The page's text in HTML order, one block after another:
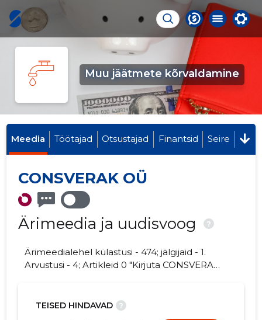
Muu jäätmete kõrvaldamine
Meedia Töötajad Otsustajad Finantsid Seire
CONSVERAK OÜ
Ärimeedia ja uudisvoog ?
Ärimeedialehel külastusi - 474; jälgijaid - 1.
Arvustusi - 4; Artikleid 0 "Kirjuta CONSVERAK
TEISED HINDAVAD ?